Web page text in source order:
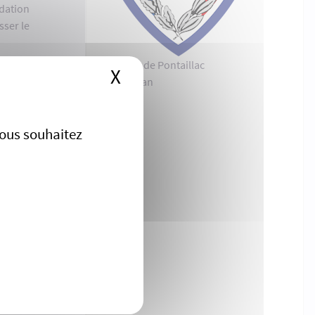
souhaitez
X Masquer le bandeau
le
dernier est
lieu
80 avenue de Pontaillac
17200 Royan